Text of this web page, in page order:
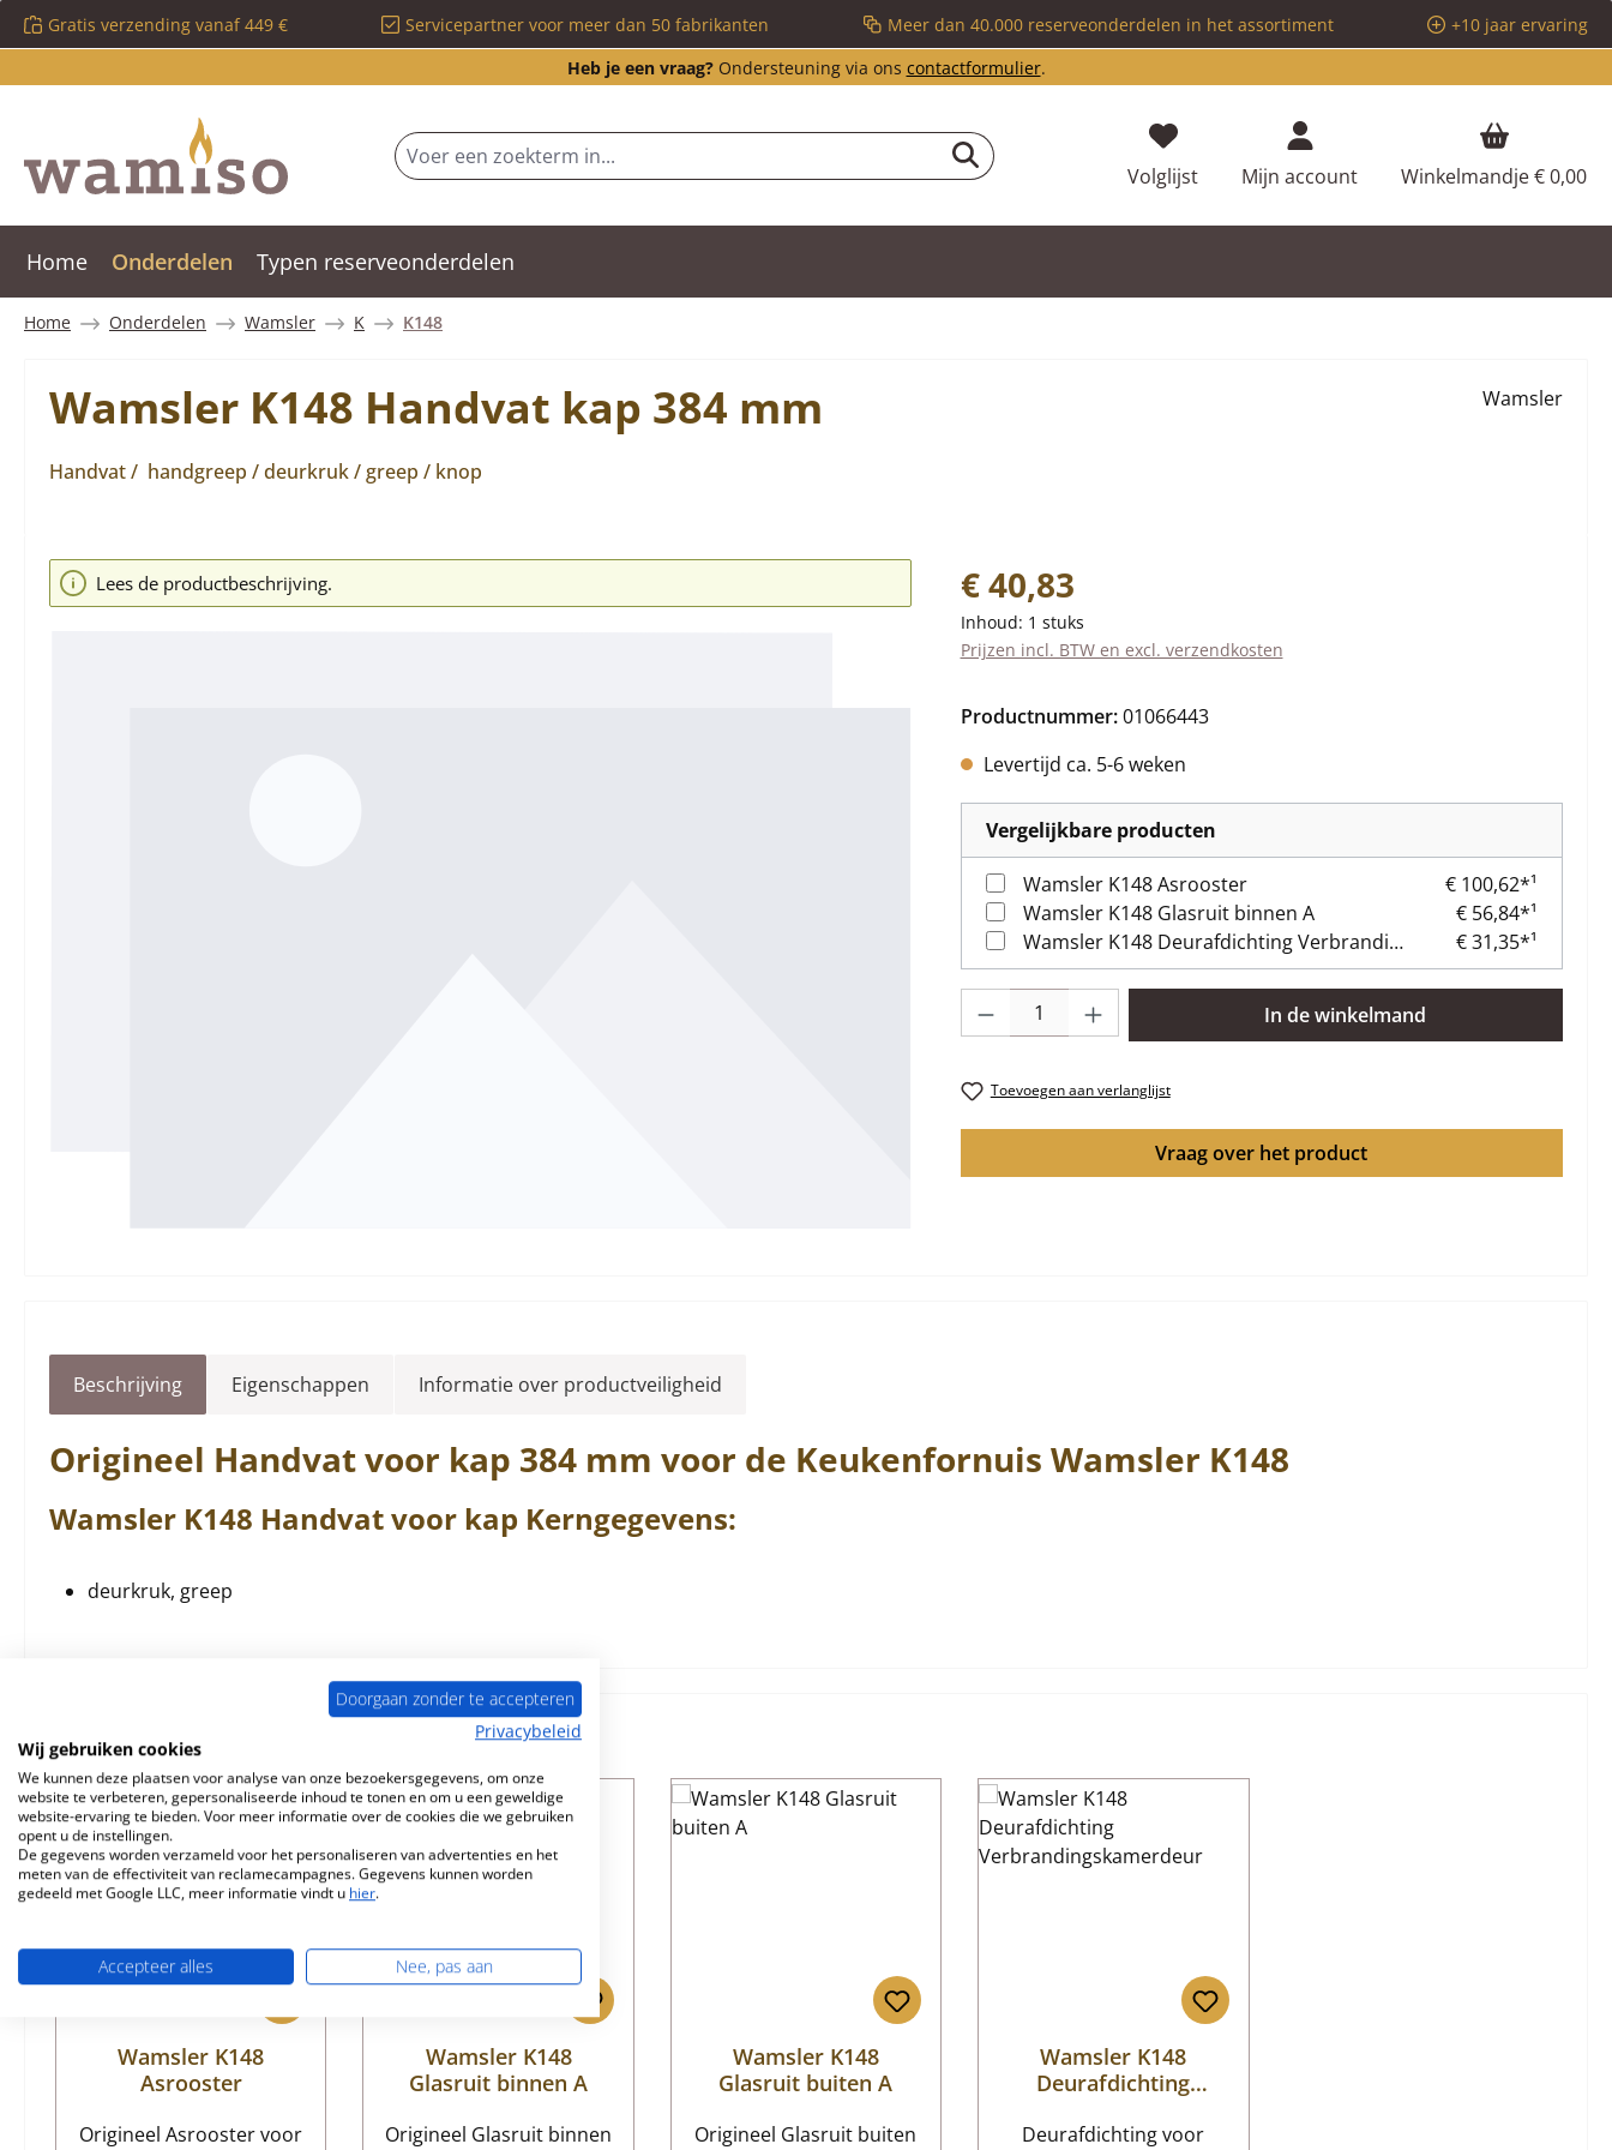
naar de hoofdinhoud
Ga naar de zoekopdracht
Ga naar de hoofdnavigatie
Gratis verzending vanaf 449 € Servicepartner voor meer dan 50 fabrikanten Meer dan 40.000 reserveonderdelen in het assortiment
+10 jaar ervaring
Heb je een vraag?Ondersteuning via ons contactformulier.
VolglijstJe hebt 0 items op je verlanglijstje
Mijn account Winkelmandje€ 0,00
Home Onderdelen Typen reserveonderdelen
Home Onderdelen Wamsler K K148
Wamsler K148 Handvat kap 384 mm
Handvat / handgreep / deurkruk / greep / knop
Wamsler
Afbeeldingengalerij overslaan
Lees de productbeschrijving. Normale prijs:
€ 40,83
Inhoud: 1 stuks
Prijzen incl. BTW en excl. verzendkosten
Productnummer:01066443
Levertijd ca. 5-6 weken
Vergelijkbare producten
Wamsler K148 Asrooster
€ 100,62*¹
Wamsler K148 Glasruit binnen A
€ 56,84*¹
Wamsler K148 Deurafdichting Verbrandingskamerdeur
€ 31,35*¹
Producthoeveelheid: Voer de gewenste hoeveelheid in of gebruik de knoppen
In de winkelmand
Toevoegen aan verlanglijst
Vraag over het product
Beschrijving Eigenschappen Informatie over productveiligheid
Origineel Handvatvoor kap 384 mm voor de Keukenfornuis Wamsler K148
Wamsler K148 Handvatvoor kap Kerngegevens:
deurkruk, greep
Productgalerij overslaan
Nog 6 op voorraad!
Wamsler K148
Asrooster
Origineel Asrooster voor
Wamsler K148
Glasruit binnen A
Origineel Glasruit binnen
Wamsler K148
Glasruit buiten A
Origineel Glasruit buiten
Wamsler K148
Deurafdichting
ur
Deurafdichting voor
Doorgaan zonder te accepteren
Privacybeleid
Wij gebruiken cookies
We kunnen deze plaatsen voor analyse van onze bezoekersgegevens, om onze
website te verbeteren, gepersonaliseerde inhoud te tonen en om u een geweldige
website-ervaring te bieden. Voor meer informatie over de cookies die we gebruiken
opent u de instellingen.
De gegevens worden verzameld voor het personaliseren van advertenties en het
meten van de effectiviteit van reclamecampagnes. Gegevens kunnen worden
gedeeld met Google LLC, meer informatie vindt u hier.
Accepteer alles Nee, pas aan